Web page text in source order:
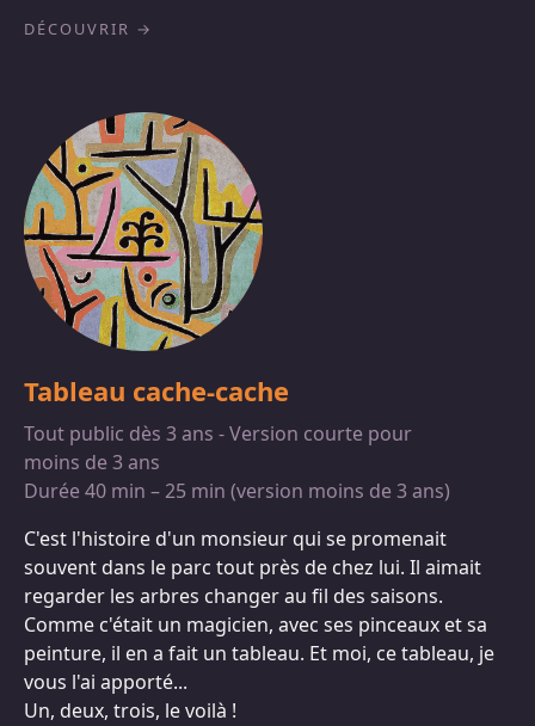
DÉCOUVRIR
Tableau cache-cache
Tout public dès 3 ans - Version courte pour
moins de 3 ans
Durée 40 min – 25 min (version moins de 3 ans)
C'est l'histoire d'un monsieur qui se promenait
souvent dans le parc tout près de chez lui. Il aimait
regarder les arbres changer au fil des saisons.
Comme c'était un magicien, avec ses pinceaux et sa
peinture, il en a fait un tableau. Et moi, ce tableau, je
vous l'ai apporté...
Un, deux, trois, le voilà !